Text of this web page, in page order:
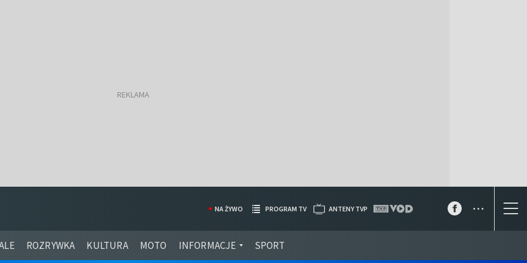
ROZRYWKA KULTURA MOTO INFORMACJE SPORT
NA ŻYWO PROGRAM TV ANTENY TVP ...